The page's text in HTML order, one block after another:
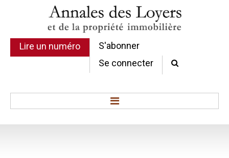
Lire un numéro
S'abonner
Se connecter